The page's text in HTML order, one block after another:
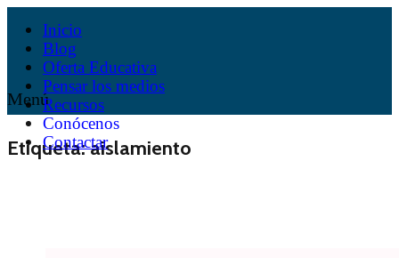
Inicio
Blog
Oferta Educativa
Pensar los medios
Recursos
Conócenos
Contactar
Menú
Etiqueta:aislamiento